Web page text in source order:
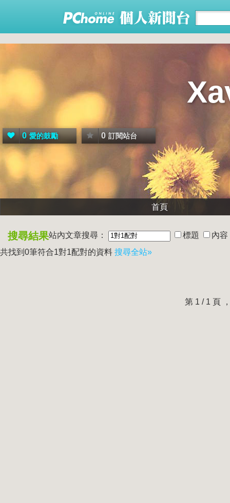
0 愛的鼓勵 0 訂閱站台
首頁
搜尋結果站內文章搜尋： 標題
內容
共找到0筆符合1對1配對的資料 搜尋全站»
第 1 / 1